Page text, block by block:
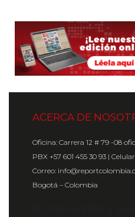
ACERCA DE
Oficina: Carrera 12 # 79 -08
PBX +57 601 455 30 93 |
Correo:
Bogotá – Colombia